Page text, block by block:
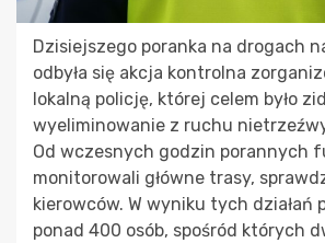
Dzisiejszego poranka na drogach
odbyła się akcja kontrolna
lokalną policję, której celem było
wyeliminowanie z ruchu
Od wczesnych godzin porannych
monitorowali główne trasy,
kierowców. W wyniku tych działań
ponad 400 osób, spośród których